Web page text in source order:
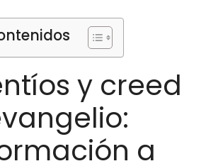
y creed
a